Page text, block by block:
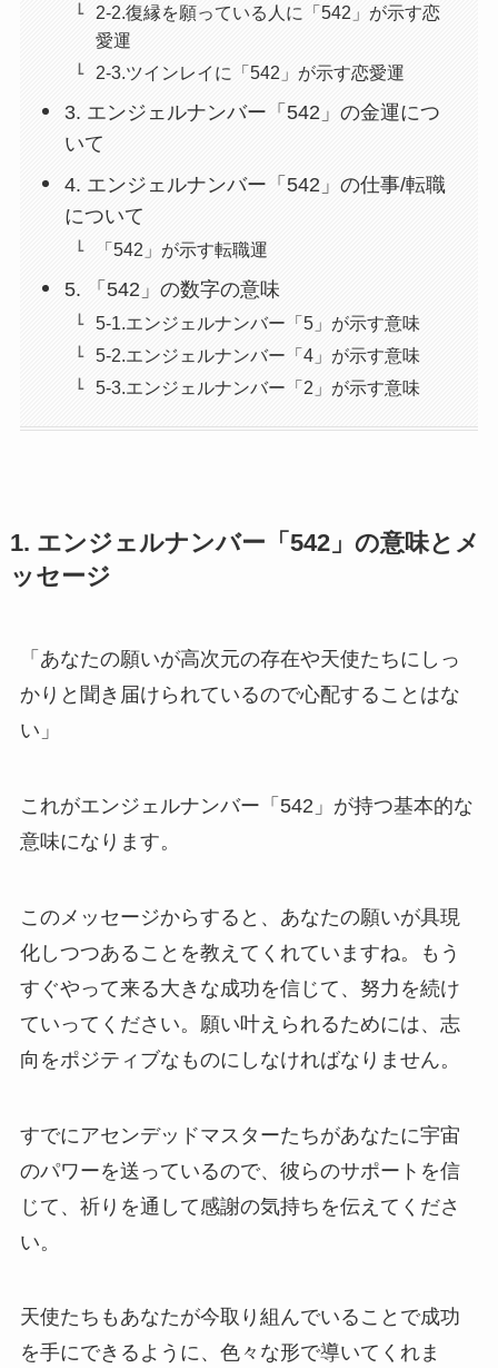
2-2.復縁を願っている人に「542」が示す恋
愛運
2-3.ツインレイに「542」が示す恋愛運
3. エンジェルナンバー「542」の金運につ
いて
4. エンジェルナンバー「542」の仕事/転職
について
「542」が示す転職運
5. 「542」の数字の意味
5-1.エンジェルナンバー「5」が示す意味
5-2.エンジェルナンバー「4」が示す意味
5-3.エンジェルナンバー「2」が示す意味
1. エンジェルナンバー「542」の意味とメ
ッセージ
「あなたの願いが高次元の存在や天使たちにしっ
かりと聞き届けられているので心配することはな
い」
これがエンジェルナンバー「542」が持つ基本的な
意味になります。
このメッセージからすると、あなたの願いが具現
化しつつあることを教えてくれていますね。もう
すぐやって来る大きな成功を信じて、努力を続け
ていってください。願い叶えられるためには、志
向をポジティブなものにしなければなりません。
すでにアセンデッドマスターたちがあなたに宇宙
のパワーを送っているので、彼らのサポートを信
じて、祈りを通して感謝の気持ちを伝えてくださ
い。
天使たちもあなたが今取り組んでいることで成功
を手にできるように、色々な形で導いてくれま